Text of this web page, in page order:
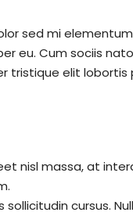
sed mi
eu. Cum sociis
tristique elit lobortis
nisl massa, at
cursus.